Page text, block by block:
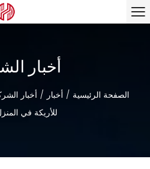
أخبار
الصفحة الرئيسية / أخبار / أخبار
للأريكة في